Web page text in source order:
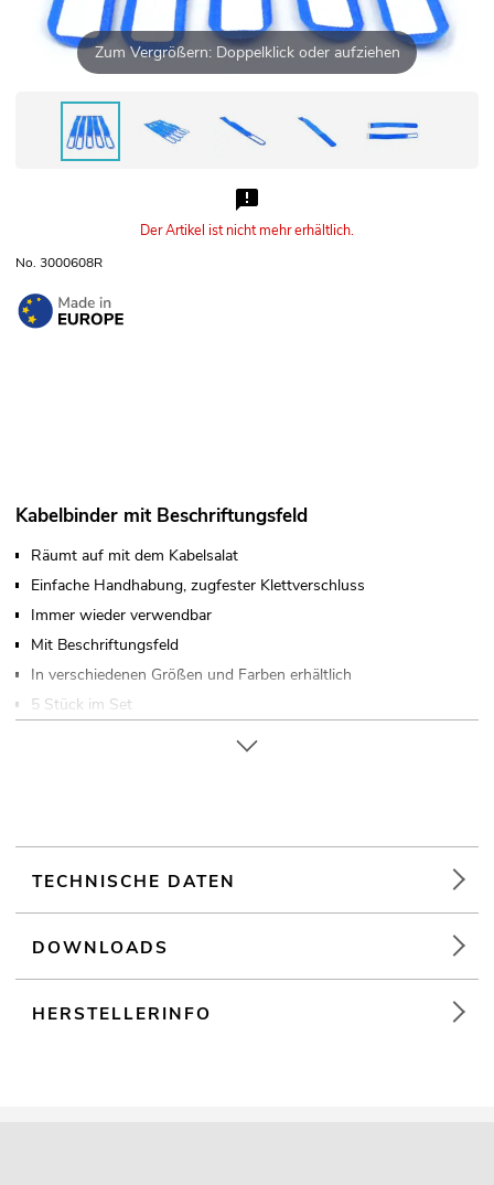
Zum Vergrößern: Doppelklick oder aufziehen
Der Artikel ist nicht mehr erhältlich.
No. 3000608R
Kabelbinder mit Beschriftungsfeld
Räumt auf mit dem Kabelsalat
Einfache Handhabung, zugfester Klettverschluss
Immer wieder verwendbar
Mit Beschriftungsfeld
In verschiedenen Größen und Farben erhältlich
5 Stück im Set
TECHNISCHE DATEN
DOWNLOADS
HERSTELLERINFO